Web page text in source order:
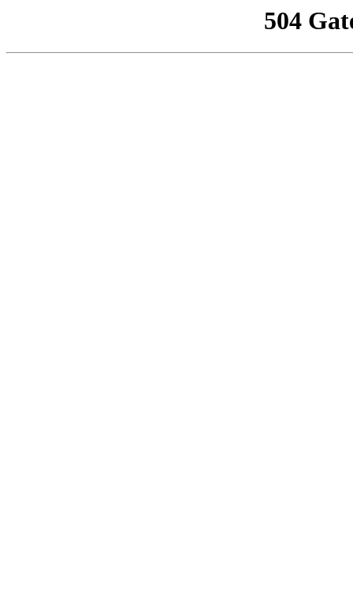
504